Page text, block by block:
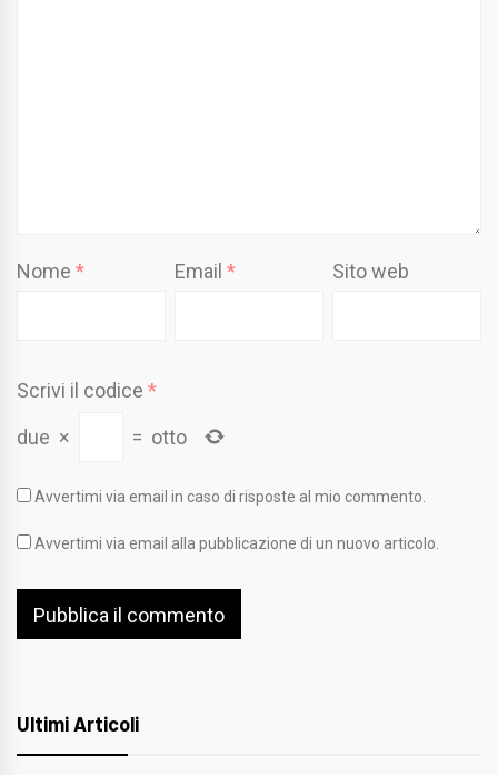
Nome * Email* Sito web
Scrivi il codice *
due × = otto
Avvertimi via email in caso di risposte al mio commento.
Avvertimi via email alla pubblicazione di un nuovo articolo.
Ultimi Articoli